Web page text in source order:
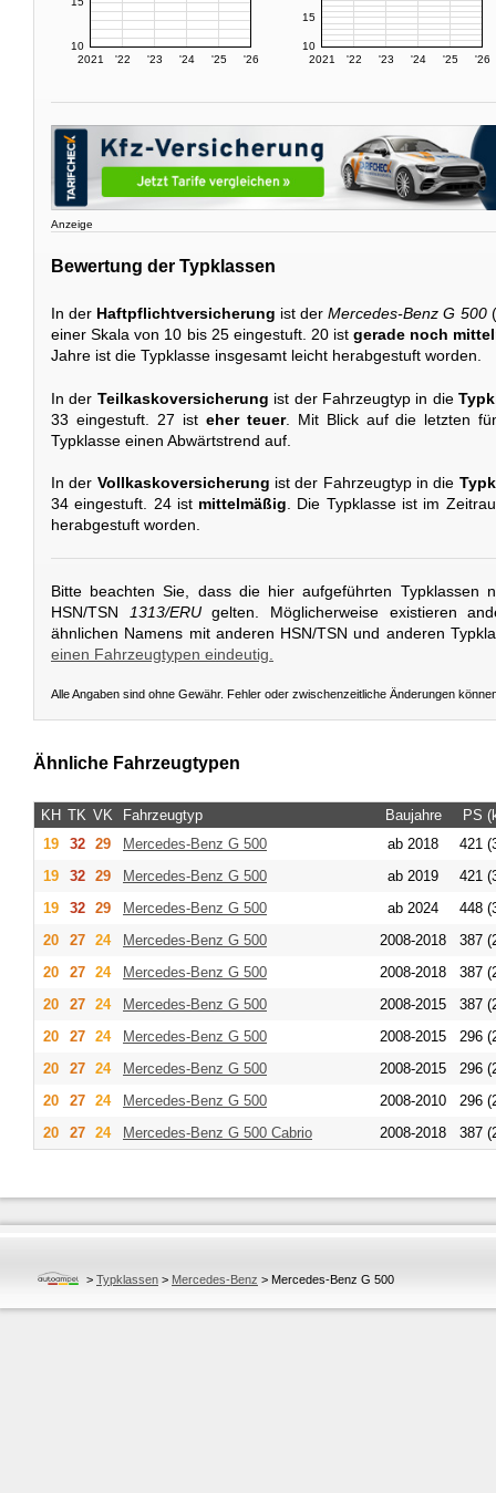
2021 '22 '23 '24 '25 '26
10
2021 '22 '23 '24 '25 '26
10
15
Anzeige
Bewertung der Typklassen
In der Haftpflichtversicherung ist derMercedes-Benz G 500
einer Skala von 10 bis 25 eingestuft. 20 istgerade noch
Jahre ist die Typklasse insgesamt leicht herabgestuft worden.
In der Teilkaskoversicherung ist der Fahrzeugtyp in die
33 eingestuft. 27 ist eher teuer. Mit Blick auf die letzten
Typklasse einen Abwärtstrend auf.
In der Vollkaskoversicherung ist der Fahrzeugtyp in die
34 eingestuft. 24 ist mittelmäßig. Die Typklasse ist im
herabgestuft worden.
Bitte beachten Sie, dass die hier aufgeführten Typklassen
HSN/TSN
1313/ERUgelten. Möglicherweise existieren
ähnlichen Namens mit anderen HSN/TSN und anderen
einen Fahrzeugtypen eindeutig.
Alle Angaben sind ohne Gewähr. Fehler oder zwischenzeitliche Änderungen
Ähnliche Fahrzeugtypen
KH TK VK Fahrzeugtyp Baujahre
PS
19
32 29 Mercedes-Benz G 500 ab 2018
421
19
32 29 Mercedes-Benz G 500 ab 2019
421
19
32 29 Mercedes-Benz G 500 ab 2024
448
20
27 24 Mercedes-Benz G 500 2008-2018
387
20
27 24 Mercedes-Benz G 500 2008-2018
387
20
27 24 Mercedes-Benz G 500 2008-2015
387
20
27 24 Mercedes-Benz G 500 2008-2015
296
20
27 24 Mercedes-Benz G 500 2008-2015
296
20
27 24 Mercedes-Benz G 500 2008-2010
296
20
27 24 Mercedes-Benz G 500 Cabrio 2008-2018 387
> Typklassen > Mercedes-Benz > Mercedes-Benz G 500